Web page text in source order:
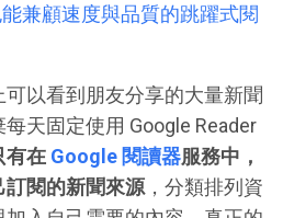
兼顧速度與品質的跳躍式閱
以看到朋友分享的大量新聞
天固定使用 Google Reader
有在 Google 閱讀器服務中，
閱的新聞來源 ，分類排列資